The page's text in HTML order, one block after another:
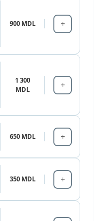
900 MDL
1 300
MDL
650 MDL
350 MDL